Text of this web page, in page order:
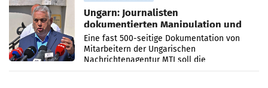
Ungarn: Journalisten
dokumentierten Manipulation und
Zensur
Eine fast 500-seitige Dokumentation von
Mitarbeitern der Ungarischen
Nachrichtenagentur MTI soll die
systematische Nachrichten-Manipulation und